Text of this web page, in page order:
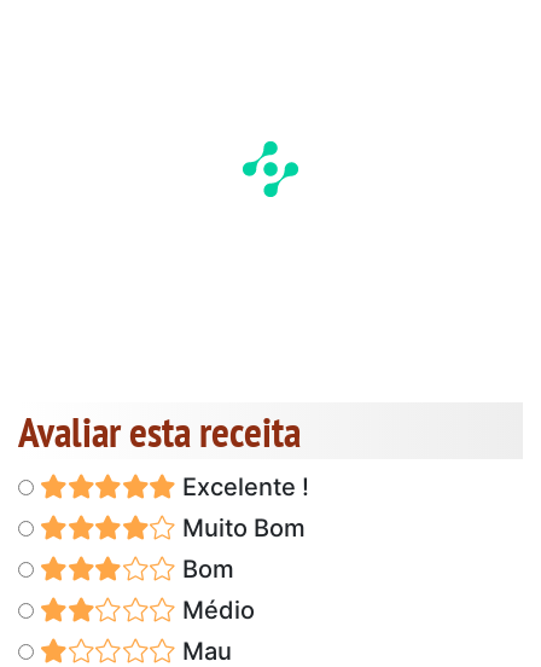
Avaliar esta receita
Excelente !
Muito Bom
Bom
Médio
Mau